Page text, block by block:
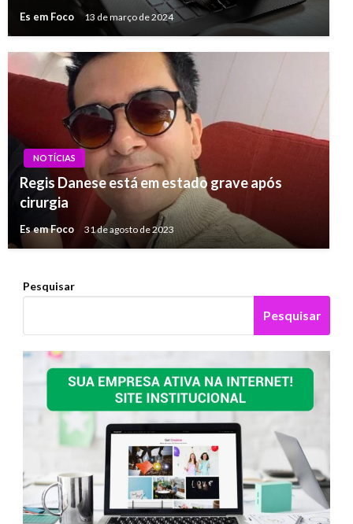
Es em Foco 13 de março de 2024
NOTÍCIAS
Regis Danese está em estado grave após
cirurgia
Es em Foco 31 de agosto de 2023
Pesquisar
Pesquisar